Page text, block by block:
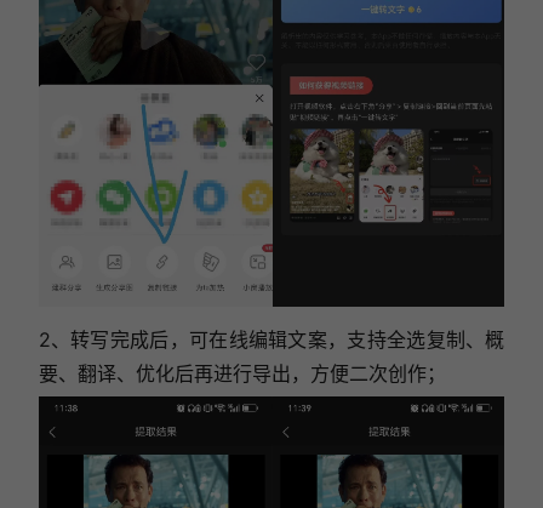
2、转写完成后，可在线编辑文案，支持全选复制、概
要、翻译、优化后再进行导出，方便二次创作；